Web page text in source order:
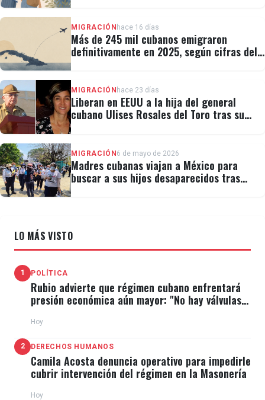
MIGRACIÓN hace 16 días
Más de 245 mil cubanos emigraron
definitivamente en 2025, según cifras del
MIGRACIÓN hace 23 días
Liberan en EEUU a la hija del general
cubano Ulises Rosales del Toro tras su
MIGRACIÓN6 de mayo de 2026
Madres cubanas viajan a México para
buscar a sus hijos desaparecidos tras
LO MÁS VISTO
1 POLÍTICA
Rubio advierte que régimen cubano enfrentará
presión económica aún mayor: "No hay válvulas
Hoy
2 DERECHOS HUMANOS
Camila Acosta denuncia operativo para impedirle
cubrir intervención del régimen en la Masonería
Hoy